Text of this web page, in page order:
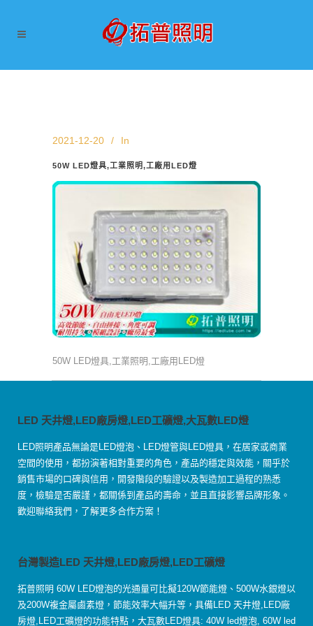
2021-12-20 In
50W LED燈具,工業照明,工廠用LED燈
50W LED燈具,工業照明,工廠用LED燈
LED 天井燈,LED廠房燈,LED工礦燈,大瓦數LED燈
LED照明產品無論是LED燈泡、LED燈管與LED燈具，在居家或商業
空間的使用，都扮演著相對重要的角色，產品的穩定與效能，關乎於
銷售市場的口碑與信用，開發階段的驗證以及製造加工過程的熟悉
度，檢驗是否嚴謹，都關係到產品的壽命，並且直接影響品牌形象。
歡迎聯絡我們，了解更多合作方案！
台灣製造LED 天井燈,LED廠房燈,LED工礦燈
拓普照明 60W LED燈泡的光通量可比擬120W節能燈、500W水銀燈以
及200W複金屬鹵素燈，節能效率大幅升等，具備LED 天井燈,LED廠
房燈,LED工礦燈的功能特點，大瓦數LED燈具: 40W led燈泡, 60W led